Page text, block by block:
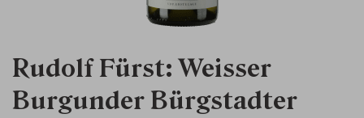
Rudolf Fürst: Weisser
Burgunder Bürgstadter